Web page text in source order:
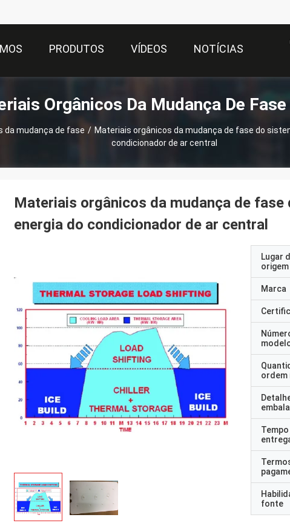
PRODUTOS VÍDEOS NOTÍCIAS
Orgânicos Da Mudança De
da mudança de fase / Materiais orgânicos da mudança de fase do
condicionador de ar central
Materiais orgânicos da mudança de
energia do condicionador de ar central
Lugar
origem
Marca
ordem
fonte